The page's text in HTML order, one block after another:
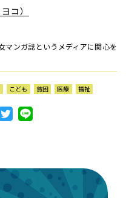
コ）
マンガ誌というメディアに関心を
こども 貧困 医療 福祉